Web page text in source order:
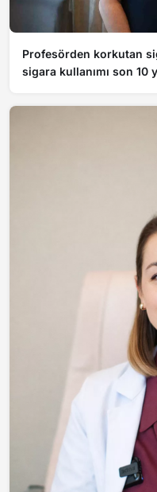
Profesörden korkutan
sigara kullanımı son 10